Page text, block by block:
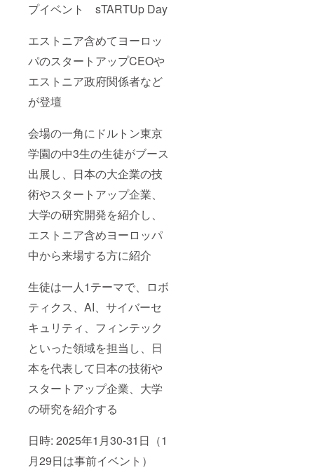
プイベント sTARTUp Day
エストニア含めてヨーロッ
パのスタートアップCEOや
エストニア政府関係者など
が登壇
会場の一角にドルトン東京
学園の中3生の生徒がブース
出展し、日本の大企業の技
術やスタートアップ企業、
大学の研究開発を紹介し、
エストニア含めヨーロッパ
中から来場する方に紹介
生徒は一人1テーマで、ロボ
ティクス、AI、サイバーセ
キュリティ、フィンテック
といった領域を担当し、日
本を代表して日本の技術や
スタートアップ企業、大学
の研究を紹介する
日時: 2025年1月30‐31日（1
月29日は事前イベント）